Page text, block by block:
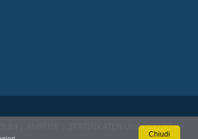
Chiudi
ZERTIFIKATEN UND PREISEN